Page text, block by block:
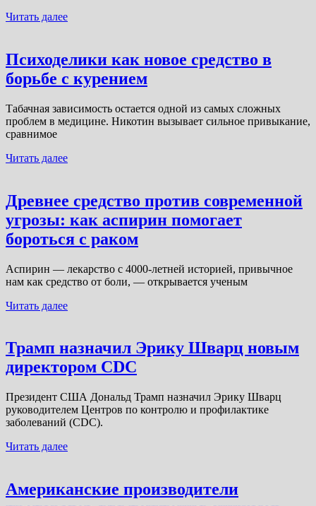
Читать далее
Психоделики как новое средство в
борьбе с курением
Табачная зависимость остается одной из самых сложных
проблем в медицине. Никотин вызывает сильное привыкание,
сравнимое
Читать далее
Древнее средство против современной
угрозы: как аспирин помогает
бороться с раком
Аспирин — лекарство с 4000-летней историей, привычное
нам как средство от боли, — открывается ученым
Читать далее
Трамп назначил Эрику Шварц новым
директором CDC
Президент США Дональд Трамп назначил Эрику Шварц
руководителем Центров по контролю и профилактике
заболеваний (CDC).
Читать далее
Американские производители